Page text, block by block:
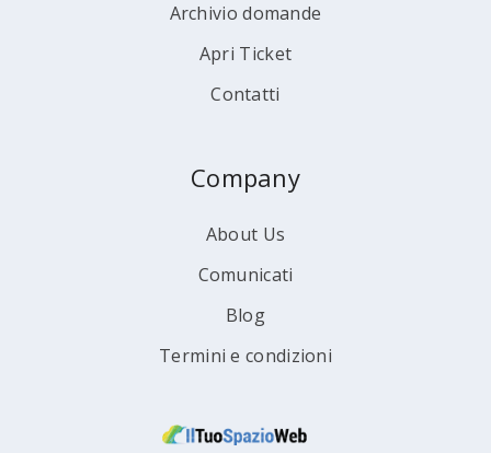
Archivio domande
Apri Ticket
Contatti
Company
About Us
Comunicati
Blog
Termini e condizioni